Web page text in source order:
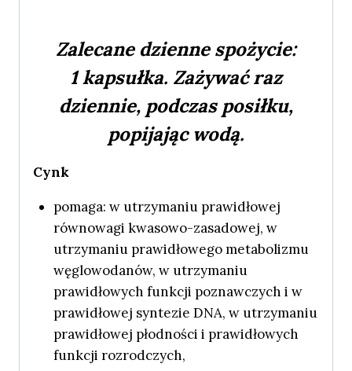
Zalecane dzienne spożycie:
1 kapsułka. Zażywać raz
dziennie, podczas posiłku,
popijając wodą.
Cynk
pomaga: w utrzymaniu prawidłowej
równowagi kwasowo-zasadowej, w
utrzymaniu prawidłowego metabolizmu
węglowodanów, w utrzymaniu
prawidłowych funkcji poznawczych i w
prawidłowej syntezie DNA, w utrzymaniu
prawidłowej płodności i prawidłowych
funkcji rozrodczych,